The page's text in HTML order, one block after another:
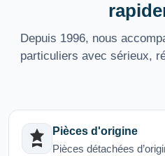
Depuis 1996, nous
particuliers avec sérieux,
Pièces d'origine
Pièces détachées